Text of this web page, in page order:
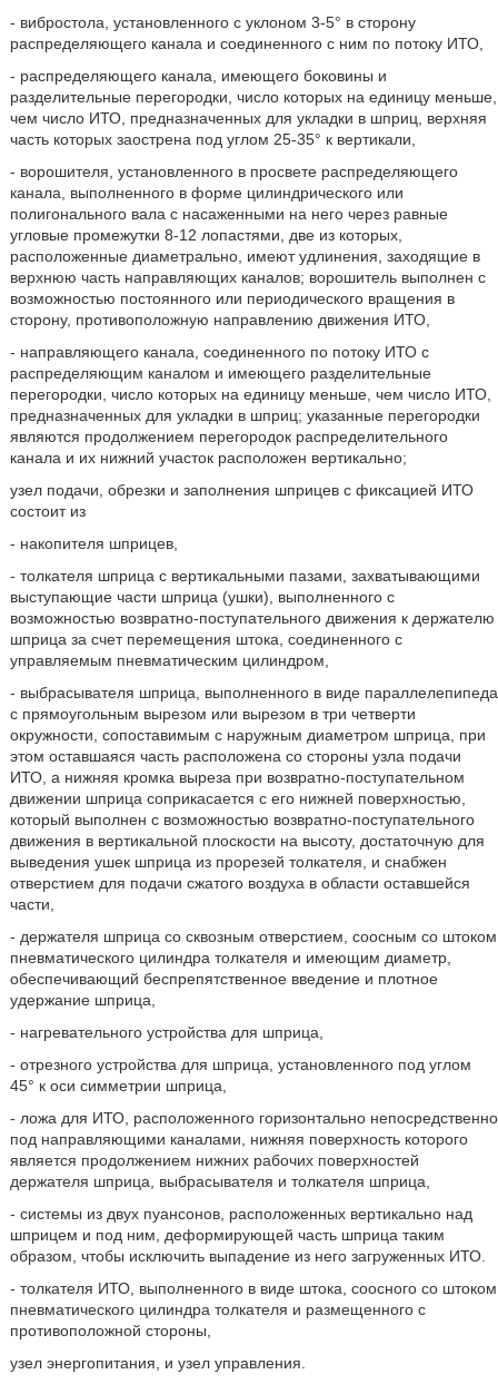
- вибростола, установленного с уклоном 3-5° в сторону
распределяющего канала и соединенного с ним по потоку ИТО,
- распределяющего канала, имеющего боковины и
разделительные перегородки, число которых на единицу меньше,
чем число ИТО, предназначенных для укладки в шприц, верхняя
часть которых заострена под углом 25-35° к вертикали,
- ворошителя, установленного в просвете распределяющего
канала, выполненного в форме цилиндрического или
полигонального вала с насаженными на него через равные
угловые промежутки 8-12 лопастями, две из которых,
расположенные диаметрально, имеют удлинения, заходящие в
верхнюю часть направляющих каналов; ворошитель выполнен с
возможностью постоянного или периодического вращения в
сторону, противоположную направлению движения ИТО,
- направляющего канала, соединенного по потоку ИТО с
распределяющим каналом и имеющего разделительные
перегородки, число которых на единицу меньше, чем число ИТО,
предназначенных для укладки в шприц; указанные перегородки
являются продолжением перегородок распределительного
канала и их нижний участок расположен вертикально;
узел подачи, обрезки и заполнения шприцев с фиксацией ИТО
состоит из
- накопителя шприцев,
- толкателя шприца с вертикальными пазами, захватывающими
выступающие части шприца (ушки), выполненного с
возможностью возвратно-поступательного движения к держателю
шприца за счет перемещения штока, соединенного с
управляемым пневматическим цилиндром,
- выбрасывателя шприца, выполненного в виде параллелепипеда
с прямоугольным вырезом или вырезом в три четверти
окружности, сопоставимым с наружным диаметром шприца, при
этом оставшаяся часть расположена со стороны узла подачи
ИТО, а нижняя кромка выреза при возвратно-поступательном
движении шприца соприкасается с его нижней поверхностью,
который выполнен с возможностью возвратно-поступательного
движения в вертикальной плоскости на высоту, достаточную для
выведения ушек шприца из прорезей толкателя, и снабжен
отверстием для подачи сжатого воздуха в области оставшейся
части,
- держателя шприца со сквозным отверстием, соосным со штоком
пневматического цилиндра толкателя и имеющим диаметр,
обеспечивающий беспрепятственное введение и плотное
удержание шприца,
- нагревательного устройства для шприца,
- отрезного устройства для шприца, установленного под углом
45° к оси симметрии шприца,
- ложа для ИТО, расположенного горизонтально непосредственно
под направляющими каналами, нижняя поверхность которого
является продолжением нижних рабочих поверхностей
держателя шприца, выбрасывателя и толкателя шприца,
- системы из двух пуансонов, расположенных вертикально над
шприцем и под ним, деформирующей часть шприца таким
образом, чтобы исключить выпадение из него загруженных ИТО.
- толкателя ИТО, выполненного в виде штока, соосного со штоком
пневматического цилиндра толкателя и размещенного с
противоположной стороны,
узел энергопитания, и узел управления.